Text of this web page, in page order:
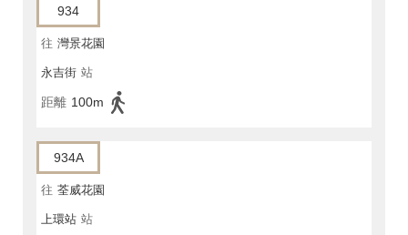
934
往 灣景花園
永吉街 站
距離 100m
934A
往 荃威花園
上環站 站